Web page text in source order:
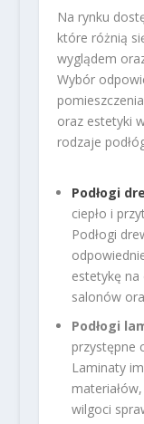
Na rynku
które różnią
wyglądem
Wybór
oraz estetyki
rodzaje
Podłogi
ciepło i
Podłogi
estetykę na
salonów
Podłogi
przystępne
Laminaty
wilgoci